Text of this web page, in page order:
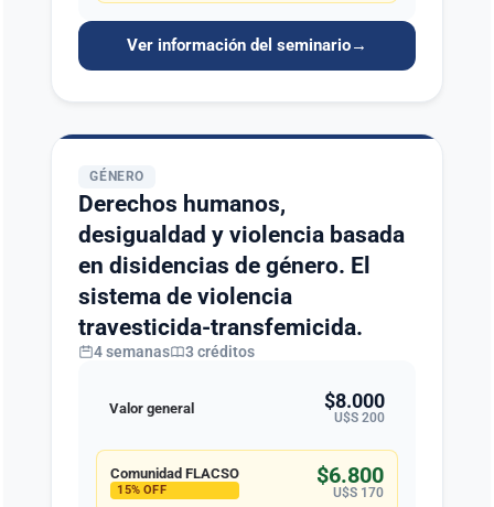
Ver información del seminario→
GÉNERO
Derechos humanos,
desigualdad y violencia basada
en disidencias de género. El
sistema de violencia
travesticida-transfemicida.
4 semanas 3 créditos
Valor general $8.000
U$S 200
Comunidad FLACSO
15% OFF
$6.800
U$S 170